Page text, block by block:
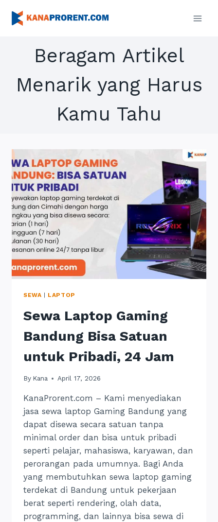
Beragam Artikel
Menarik yang Harus
Kamu Tahu
SEWA | LAPTOP
Sewa Laptop Gaming
Bandung Bisa Satuan
untuk Pribadi, 24 Jam
By Kana April 17, 2026
KanaProrent.com – Kami menyediakan
jasa sewa laptop Gaming Bandung yang
dapat disewa secara satuan tanpa
minimal order dan bisa untuk pribadi
seperti pelajar, mahasiswa, karyawan, dan
perorangan pada umumnya. Bagi Anda
yang membutuhkan sewa laptop gaming
terdekat di Bandung untuk pekerjaan
berat seperti rendering, olah data,
programming, dan lainnya bisa sewa di